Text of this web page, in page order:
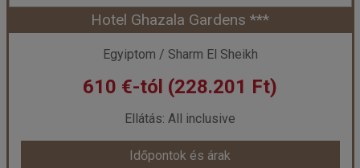
Időpont: 2026-12-05 | 7 éj
már 590 €-tól (220.719 Ft)
Időpontok és árak
Hotel Ghazala Gardens ***
Egyiptom / Sharm El Sheikh
610 €-tól (228.201 Ft)
Ellátás: All inclusive
Időpontok és árak